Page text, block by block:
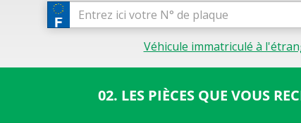
Véhicule immatriculé à
02. LES PIÈCES QUE VOUS